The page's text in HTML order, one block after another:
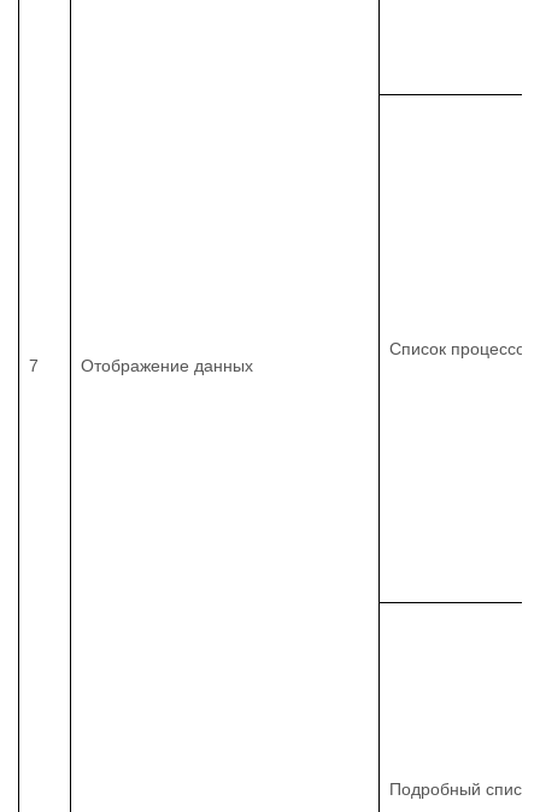
7 Отображение данных
Список процессов
Подробный список